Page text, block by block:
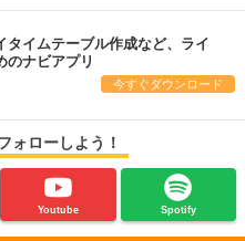
タイムテーブル作成など、ライ
のナビアプリ
今すぐダウンロード
ォローしよう！
Youtube Spotify